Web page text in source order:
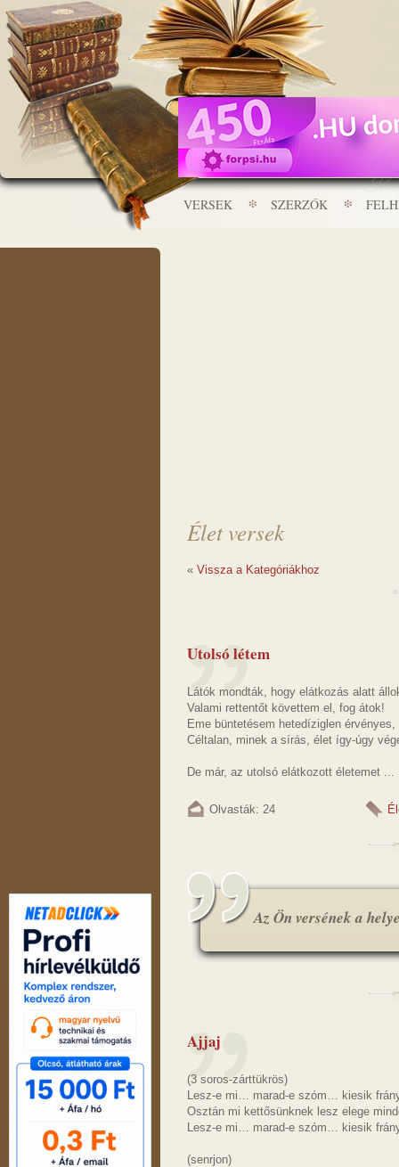
VERSEK SZERZŐK
Élet versek
« Vissza a Kategóriákhoz
Utolsó létem
Látók mondták, hogy elátkozás alatt
Valami rettentőt követtem el, fog átok!
Eme büntetésem hetedíziglen érvényes,
Céltalan, minek a sírás, élet így-úgy
De már, az utolsó elátkozott életemet ...
Olvasták: 24
Az Ön versének a
Ajjaj
(3 soros-zárttükrös)
Lesz-e mi… marad-e szóm… kiesik
Osztán mi kettősünknek lesz elege
Lesz-e mi… marad-e szóm… kiesik
(senrjon)